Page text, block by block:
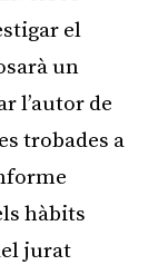
el
un
l’autor de
trobades a
hàbits
jurat